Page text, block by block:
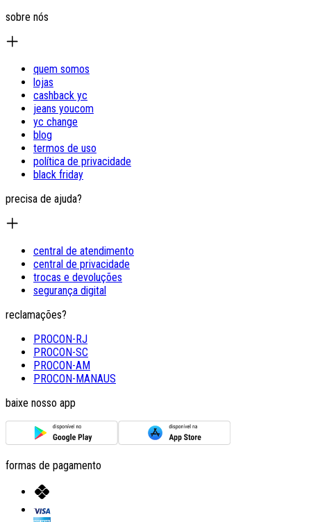
sobre nós
quem somos
lojas
cashback yc
jeans youcom
yc change
blog
termos de uso
política de privacidade
black friday
precisa de ajuda?
central de atendimento
central de privacidade
trocas e devoluções
segurança digital
reclamações?
PROCON-RJ
PROCON-SC
PROCON-AM
PROCON-MANAUS
baixe nosso app
formas de pagamento